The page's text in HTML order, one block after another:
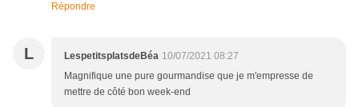
Répondre
L LespetitsplatsdeBéa 10/07/2021 08:27
Magnifique une pure gourmandise que je m'empresse de
mettre de côté bon week-end